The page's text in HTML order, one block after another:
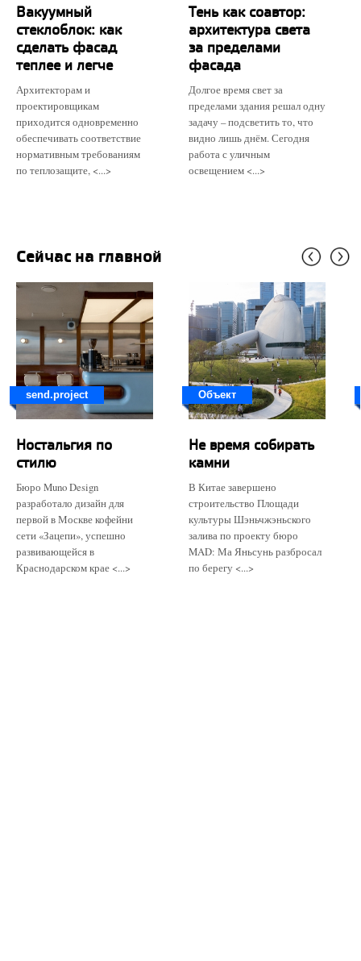
Вакуумный
стеклоблок: как
сделать фасад
теплее и легче
Архитекторам и
проектировщикам
приходится одновременно
обеспечивать соответствие
нормативным требованиям
по теплозащите, <...>
Тень как соавтор:
архитектура света
за пределами
фасада
Долгое время свет за
пределами здания решал одну
задачу – подсветить то, что
видно лишь днём. Сегодня
работа с уличным
освещением <...>
Сейчас на главной
send.project
Ностальгия по
стилю
Бюро Muno Design
разработало дизайн для
первой в Москве кофейни
сети «Зацепи», успешно
развивающейся в
Краснодарском крае <...>
Объект
Не время собирать
камни
В Китае завершено
строительство Площади
культуры Шэньчжэньского
залива по проекту бюро
MAD: Ма Яньсунь разбросал
по берегу <...>